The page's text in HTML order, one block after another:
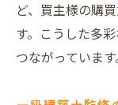
化
VR導
法
ど、買主様の購
す。こうした多
つながっています